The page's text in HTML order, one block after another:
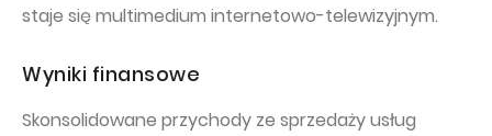
staje się multimedium internetowo-telewizyjnym.
Wyniki finansowe
Skonsolidowane przychody ze sprzedaży usług